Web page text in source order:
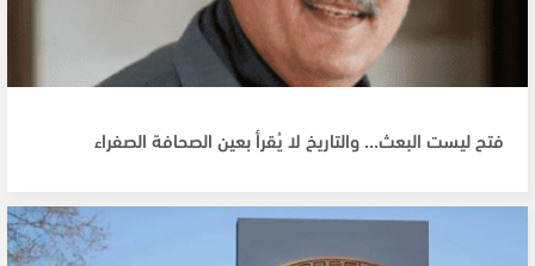
فتح ليست البعث… والتاريخ لا يُقرأ بعين الصحافة الصفراء